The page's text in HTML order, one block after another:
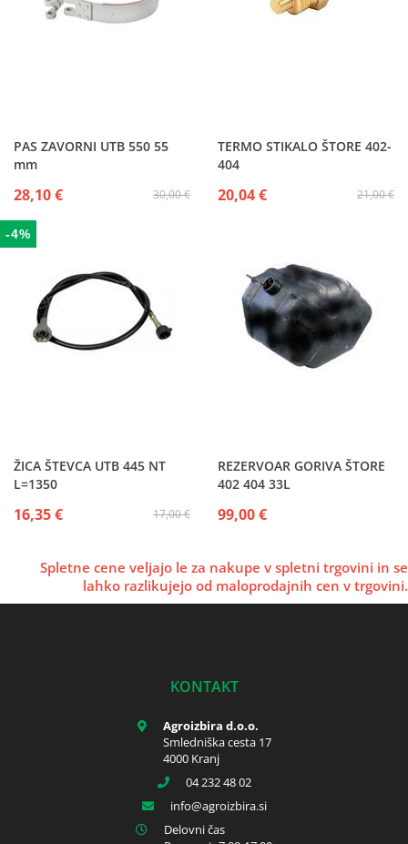
PAS ZAVORNI UTB 550 55
mm
30,00 €
28,10 €
TERMO STIKALO ŠTORE 402-
404
21,00 €
20,04 €
-4%
ŽICA ŠTEVCA UTB 445 NT
L=1350
17,00 €
16,35 €
REZERVOAR GORIVA ŠTORE
402 404 33L
99,00 €
Spletne cene veljajo le za nakupe v spletni trgovini in se
lahko razlikujejo od maloprodajnih cen v trgovini.
KONTAKT
Agroizbira d.o.o.
Smledniška cesta 17
4000 Kranj
04 232 48 02
info
agroizbira.si
Delovni čas